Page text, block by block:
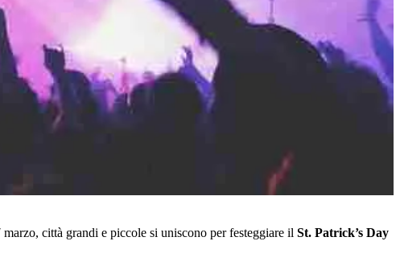
città grandi e piccole si uniscono per festeggiare il St. Patrick’s Day